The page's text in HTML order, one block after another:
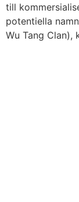
till
potentiella
Wu Tang Clan),